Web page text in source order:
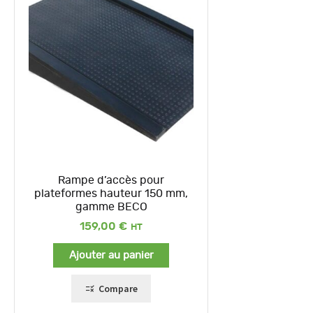
Rampe d’accès pour
plateformes hauteur 150 mm,
gamme BECO
159,00 €
Ajouter au panier
Compare